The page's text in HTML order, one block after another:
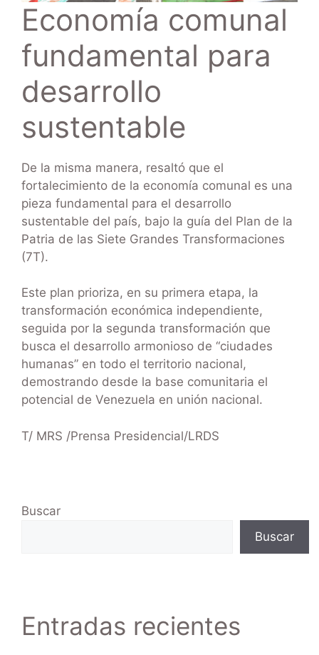
Economía comunal
fundamental para
desarrollo
sustentable
De la misma manera, resaltó que el
fortalecimiento de la economía comunal es una
pieza fundamental para el desarrollo
sustentable del país, bajo la guía del Plan de la
Patria de las Siete Grandes Transformaciones
(7T).
Este plan prioriza, en su primera etapa, la
transformación económica independiente,
seguida por la segunda transformación que
busca el desarrollo armonioso de “ciudades
humanas” en todo el territorio nacional,
demostrando desde la base comunitaria el
potencial de Venezuela en unión nacional.
T/ MRS /Prensa Presidencial/LRDS
Buscar
Buscar
Entradas recientes